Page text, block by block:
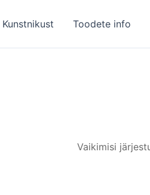
Kunstnikust Toodete info